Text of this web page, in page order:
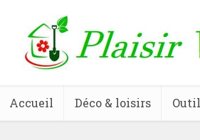
Accueil Déco & loisirs